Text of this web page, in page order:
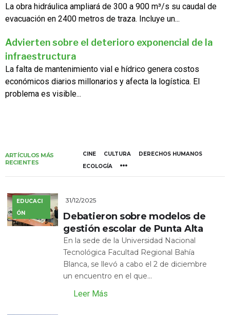
La obra hidráulica ampliará de 300 a 900 m³/s su caudal de
evacuación en 2400 metros de traza. Incluye un...
Advierten sobre el deterioro exponencial de la
infraestructura
La falta de mantenimiento vial e hídrico genera costos
económicos diarios millonarios y afecta la logística. El
problema es visible...
ARTÍCULOS MÁS
RECIENTES
CINE CULTURA
DERECHOS HUMANOS
ECOLOGÍA
EDUCACI
ÓN
31/12/2025
Debatieron sobre modelos de
gestión escolar de Punta Alta
En la sede de la Universidad Nacional
Tecnológica Facultad Regional Bahía
Blanca, se llevó a cabo el 2 de diciembre
un encuentro en el que...
Leer Más